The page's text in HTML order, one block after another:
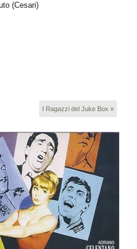
(Cesari)
I Ragazzi del Juke Box »